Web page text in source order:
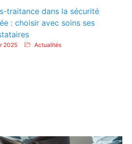
traitance dans la sécurité
: choisir avec soins ses
2025 Actualités